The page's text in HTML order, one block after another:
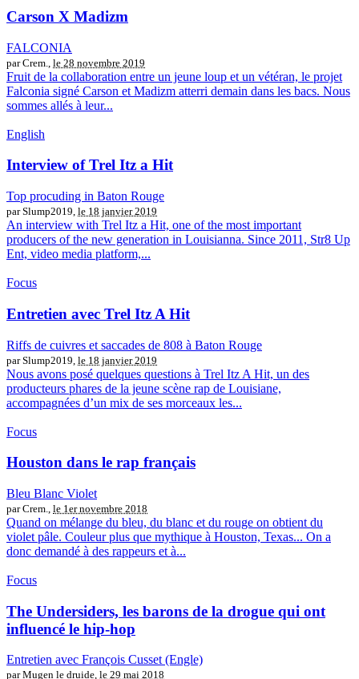
Carson X Madizm
FALCONIA
par Crem., le 28 novembre 2019
Fruit de la collaboration entre un jeune loup et un vétéran, le projet
Falconia signé Carson et Madizm atterri demain dans les bacs. Nous
sommes allés à leur...
English
Interview of Trel Itz a Hit
Top procuding in Baton Rouge
par Slump2019, le 18 janvier 2019
An interview with Trel Itz a Hit, one of the most important
producers of the new generation in Louisianna. Since 2011, Str8 Up
Ent, video media platform,...
Focus
Entretien avec Trel Itz A Hit
Riffs de cuivres et saccades de 808 à Baton Rouge
par Slump2019, le 18 janvier 2019
Nous avons posé quelques questions à Trel Itz A Hit, un des
producteurs phares de la jeune scène rap de Louisiane,
accompagnées d’un mix de ses morceaux les...
Focus
Houston dans le rap français
Bleu Blanc Violet
par Crem., le 1er novembre 2018
Quand on mélange du bleu, du blanc et du rouge on obtient du
violet pâle. Couleur plus que mythique à Houston, Texas... On a
donc demandé à des rappeurs et à...
Focus
The Undersiders, les barons de la drogue qui ont
influencé le hip-hop
Entretien avec François Cusset (Engle)
par Mugen le druide, le 29 mai 2018